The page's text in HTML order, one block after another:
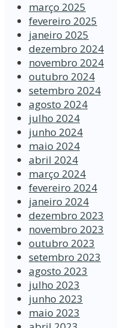
março 2025
fevereiro 2025
janeiro 2025
dezembro 2024
novembro 2024
outubro 2024
setembro 2024
agosto 2024
julho 2024
junho 2024
maio 2024
abril 2024
março 2024
fevereiro 2024
janeiro 2024
dezembro 2023
novembro 2023
outubro 2023
setembro 2023
agosto 2023
julho 2023
junho 2023
maio 2023